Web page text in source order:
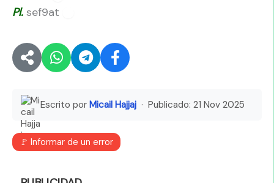
Pl. sef9at
Escrito por Micail Hajjaj · Publicado: 21 Nov 2025
🚩 Informar de un error